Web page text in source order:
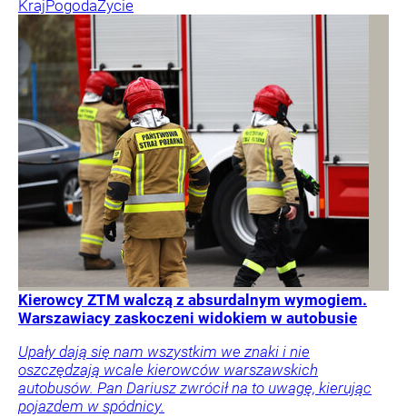
KrajPogodaŻycie
Kierowcy ZTM walczą z absurdalnym wymogiem.
Warszawiacy zaskoczeni widokiem w autobusie
Upały dają się nam wszystkim we znaki i nie
oszczędzają wcale kierowców warszawskich
autobusów. Pan Dariusz zwrócił na to uwagę, kierując
pojazdem w spódnicy.